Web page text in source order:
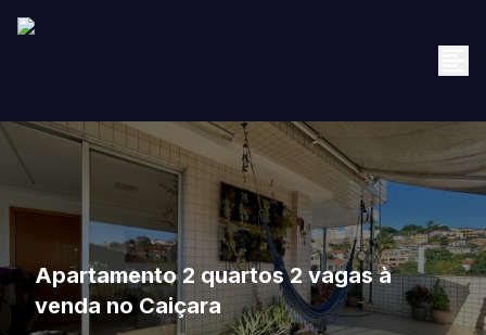
Apartamento 2 quartos 2 vagas à
venda no Caiçara